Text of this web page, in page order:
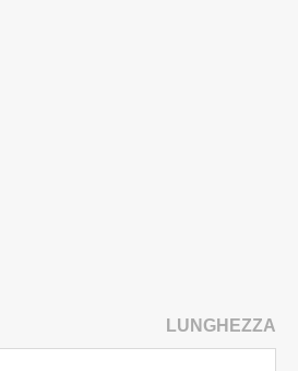
LUNGHEZZA